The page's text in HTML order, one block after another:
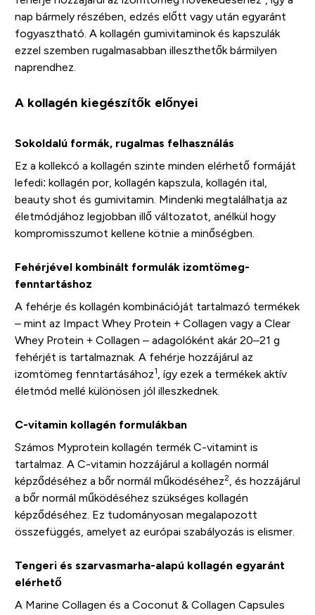
nap bármely részében, edzés előtt vagy után egyaránt
fogyasztható. A kollagén gumivitaminok és kapszulák
ezzel szemben rugalmasabban illeszthetők bármilyen
naprendhez.
A kollagén kiegészítők előnyei
Sokoldalú formák, rugalmas felhasználás
Ez a kollekcó a kollagén szinte minden elérhető formáját
lefedi: kollagén por, kollagén kapszula, kollagén ital,
beauty shot és gumivitamin. Mindenki megtalálhatja az
életmódjához legjobban illő változatot, anélkül hogy
kompromisszumot kellene kötnie a minőségben.
Fehérjével kombinált formulák izomtömeg-
fenntartáshoz
A fehérje és kollagén kombinációját tartalmazó termékek
– mint az Impact Whey Protein + Collagen vagy a Clear
Whey Protein + Collagen – adagolóként akár 20–21 g
fehérjét is tartalmaznak. A fehérje hozzájárul az
izomtömeg fenntartásához1, így ezek a termékek aktív
életmód mellé különösen jól illeszkednek.
C-vitamin kollagén formulákban
Számos Myprotein kollagén termék C-vitamint is
tartalmaz. A C-vitamin hozzájárul a kollagén normál
képződéséhez a bőr normál működéséhez2, és hozzájárul
a bőr normál működéséhez szükséges kollagén
képződéséhez. Ez tudományosan megalapozott
összefüggés, amelyet az európai szabályozás is elismer.
Tengeri és szarvasmarha-alapú kollagén egyaránt
elérhető
A Marine Collagen és a Coconut & Collagen Capsules